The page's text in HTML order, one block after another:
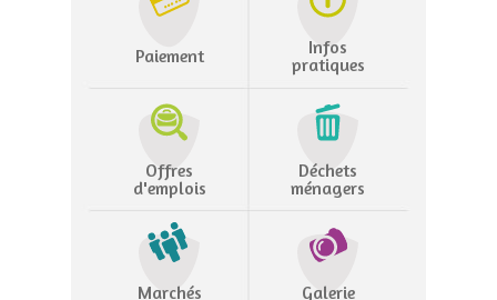
Paiement
Infos
pratiques
Offres
d'emplois
Déchets
ménagers
Marchés
Galerie